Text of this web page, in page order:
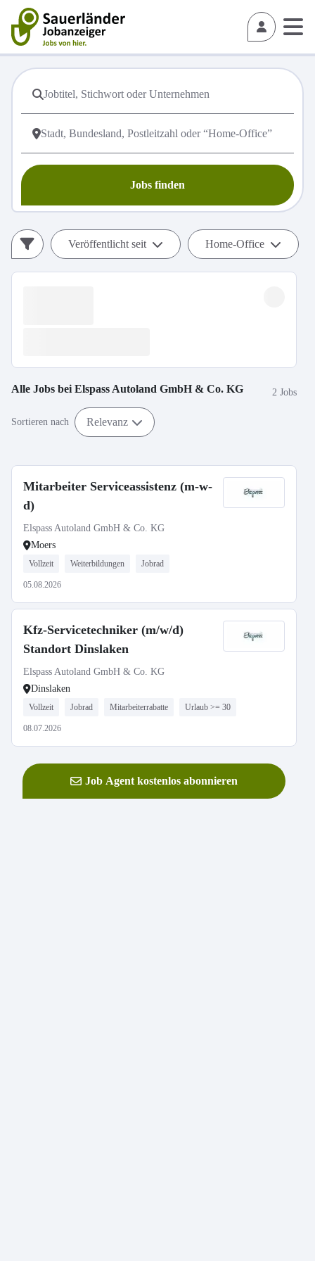
Jobs finden
Veröffentlicht seit Home-Office
Alle Jobs bei Elspass Autoland GmbH & Co. KG 2 Jobs
Sortieren nach Relevanz
Mitarbeiter Serviceassistenz (m-w-
d)
Elspass Autoland GmbH & Co. KG
Moers
Vollzeit Weiterbildungen Jobrad
05.08.2026
Kfz-Servicetechniker (m/w/d)
Standort Dinslaken
Elspass Autoland GmbH & Co. KG
Dinslaken
Vollzeit Jobrad Mitarbeiterrabatte Urlaub >= 30
08.07.2026
Job Agent kostenlos abonnieren